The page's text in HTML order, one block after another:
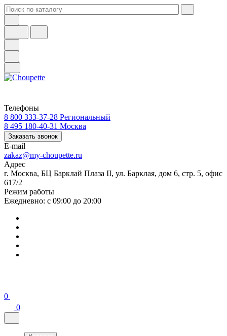
Телефоны
8 800 333-37-28 Региональный
8 495 180-40-31 Москва
Заказать звонок
E-mail
zakaz@my-choupette.ru
Адрес
г. Москва, БЦ Барклай Плаза II, ул. Барклая, дом 6, стр. 5, офис
617/2
Режим работы
Ежедневно: с 09:00 до 20:00
0
0